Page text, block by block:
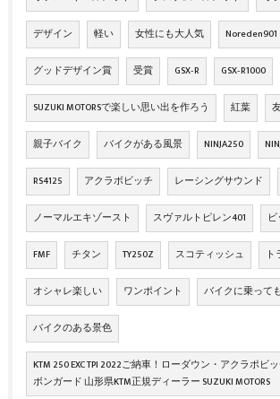
デザイン 軽い 女性にも大人気 Noreden901
グッドデザイン賞 受賞 GSX‐R GSX‐R1000
SUZUKI MOTORSで楽しい思い出を作ろう 紅葉
親子バイク バイクがある風景 NINJA250
RS4125 アクラボビッチ レーシングサウンド
ノーマルエキゾースト スヴァルトピレン401
FMF チタン TY250Z スコティッシュ
オシャレ楽しい ワンポイント バイクに乗って
バイクのある景色
KTM 250 EXC TPI 2022ご納車！ローダウン・アクラポビ
ボンガード 山形県KTM正規ディーラー SUZUKI MOTORS